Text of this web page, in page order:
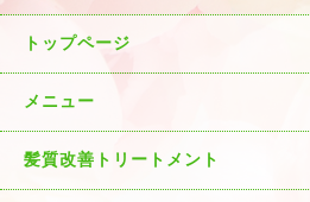
トップページ
メニュー
髪質改善トリートメント